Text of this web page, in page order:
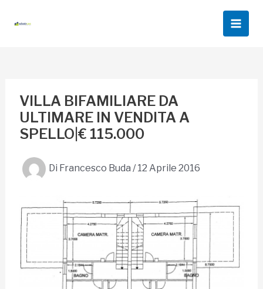
Main
VILLA BIFAMILIARE DA
ULTIMARE IN VENDITA A
SPELLO|€ 115.000
Di Francesco Buda /12 Aprile 2016